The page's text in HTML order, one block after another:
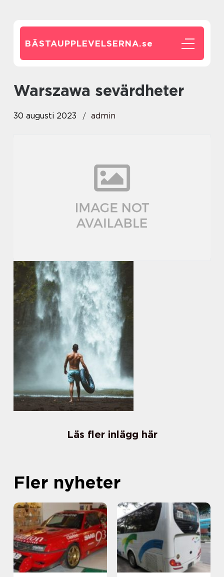
BÄSTAUPPLEVELSERNA.se
warszawa sevärdheter
30 augusti 2023 admin
Läs fler inlägg här
Fler nyheter